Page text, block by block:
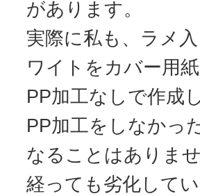
があります。
実際に私も、ラメ
ワイトをカバー用
PP加工なしで作成
PP加工をしなかっ
なることはありま
経っても劣化してい